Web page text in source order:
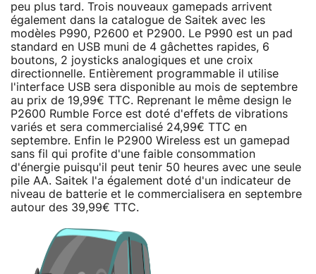
peu plus tard. Trois nouveaux gamepads arrivent
également dans la catalogue de Saitek avec les
modèles P990, P2600 et P2900. Le P990 est un pad
standard en USB muni de 4 gâchettes rapides, 6
boutons, 2 joysticks analogiques et une croix
directionnelle. Entièrement programmable il utilise
l'interface USB sera disponible au mois de septembre
au prix de 19,99€ TTC. Reprenant le même design le
P2600 Rumble Force est doté d'effets de vibrations
variés et sera commercialisé 24,99€ TTC en
septembre. Enfin le P2900 Wireless est un gamepad
sans fil qui profite d'une faible consommation
d'énergie puisqu'il peut tenir 50 heures avec une seule
pile AA. Saitek l'a également doté d'un indicateur de
niveau de batterie et le commercialisera en septembre
autour des 39,99€ TTC.